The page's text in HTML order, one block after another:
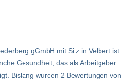
gGmbH mit Sitz in Velbert ist
Gesundheit, das als Arbeitgeber
Bislang wurden 2 Bewertungen von